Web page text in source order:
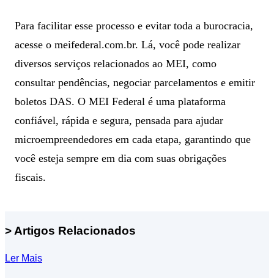
Para facilitar esse processo e evitar toda a burocracia,
acesse o meifederal.com.br. Lá, você pode realizar
diversos serviços relacionados ao MEI, como
consultar pendências, negociar parcelamentos e emitir
boletos DAS. O MEI Federal é uma plataforma
confiável, rápida e segura, pensada para ajudar
microempreendedores em cada etapa, garantindo que
você esteja sempre em dia com suas obrigações
fiscais.
> Artigos Relacionados
Ler Mais